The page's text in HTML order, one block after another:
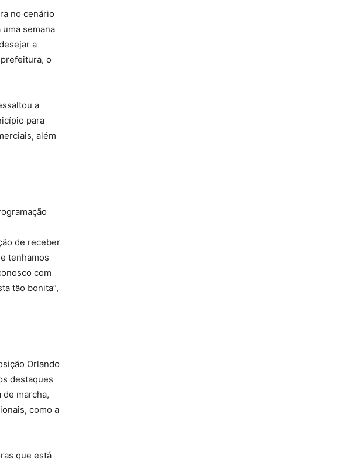
no cenário
semana
a
o
a
para
além
de receber
tenhamos
com
tão bonita”,
Orlando
destaques
de marcha,
como a
que está